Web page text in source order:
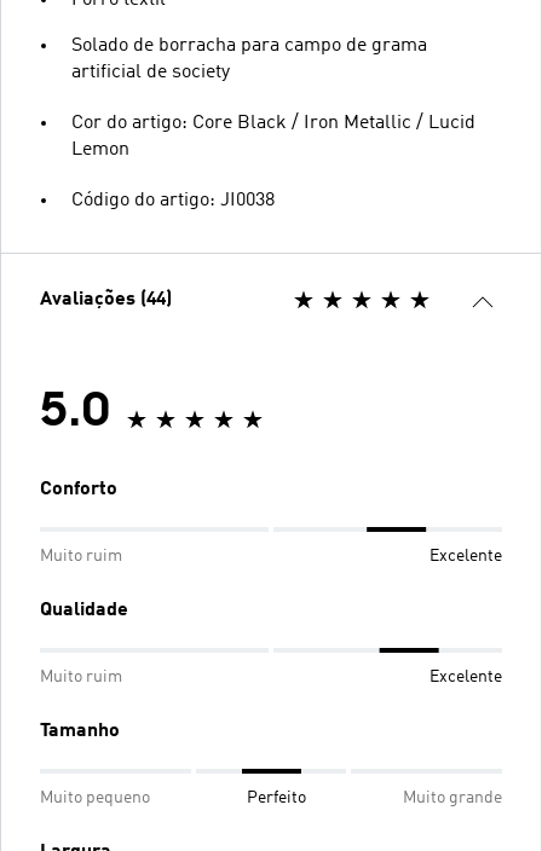
Solado de borracha para campo de grama
artificial de society
Cor do artigo: Core Black / Iron Metallic / Lucid
Lemon
Código do artigo: JI0038
Avaliações (44)
5.0
Conforto
Muito ruim Excelente
Qualidade
Muito ruim Excelente
Tamanho
Muito pequeno Perfeito Muito grande